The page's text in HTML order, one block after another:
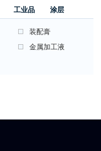
工业品 涂层
装配膏
金属加工液